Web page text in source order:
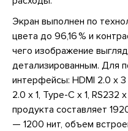
Экран выполнен по
цвета до 96,16 % и
чего изображение
детализированным. Для
интерфейсы: HDMI 2.0 x 3
2.0 x 1, Type-C x 1, RS232
продукта составляет
— 1200 нит, объем